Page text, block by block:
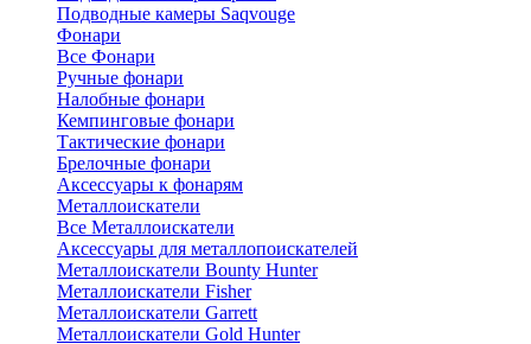
Подводные камеры Saqvouge
Фонари
Все Фонари
Ручные фонари
Налобные фонари
Кемпинговые фонари
Тактические фонари
Брелочные фонари
Аксессуары к фонарям
Металлоискатели
Все Металлоискатели
Аксессуары для металлопоискателей
Металлоискатели Bounty Hunter
Металлоискатели Fisher
Металлоискатели Garrett
Металлоискатели Gold Hunter